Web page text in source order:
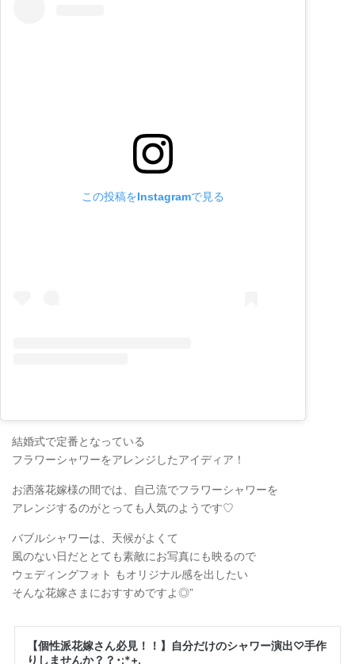
この投稿をInstagramで見る
結婚式で定番となっている
フラワーシャワーをアレンジしたアイディア！
お洒落花嫁様の間では、自己流でフラワーシャワーを
アレンジするのがとっても人気のようです♡
バブルシャワーは、天候がよくて
風のない日だととても素敵にお写真にも映るので
ウェディングフォト もオリジナル感を出したい
そんな花嫁さまにおすすめですよ◎”